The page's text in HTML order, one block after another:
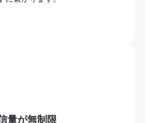
量が無制限